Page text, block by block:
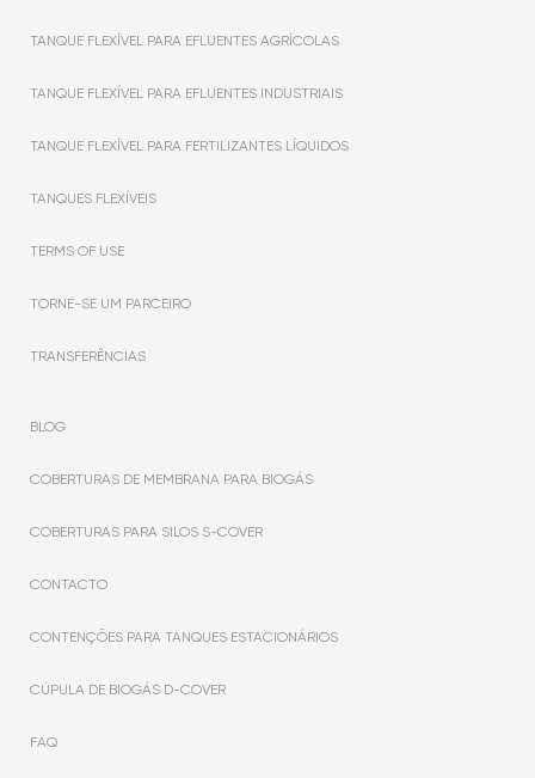
TANQUE FLEXÍVEL PARA EFLUENTES AGRÍCOLAS
TANQUE FLEXÍVEL PARA EFLUENTES INDUSTRIAIS
TANQUE FLEXÍVEL PARA FERTILIZANTES LÍQUIDOS
TANQUES FLEXÍVEIS
TERMS OF USE
TORNE-SE UM PARCEIRO
TRANSFERÊNCIAS
BLOG
COBERTURAS DE MEMBRANA PARA BIOGÁS
COBERTURAS PARA SILOS S-COVER
CONTACTO
CONTENÇÕES PARA TANQUES ESTACIONÁRIOS
CÚPULA DE BIOGÁS D-COVER
FAQ